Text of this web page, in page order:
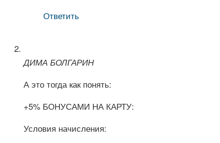
Ответить
ДИМА БОЛГАРИН
А это тогда как понять:
+5% БОНУСАМИ НА КАРТУ:
Условия начисления: